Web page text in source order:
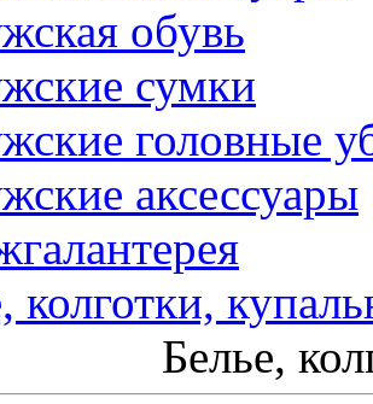
обувь
сумки
головные
аксессуары
колготки,
Белье,